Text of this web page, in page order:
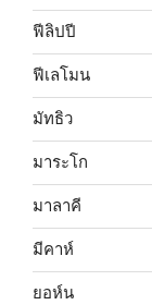
ฟีลิปปี
ฟีเลโมน
มัทธิว
มาระโก
มาลาคี
มีคาห์
ยอห์น